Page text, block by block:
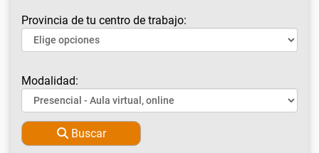
Provincia de tu centro de trabajo:
Modalidad:
Buscar